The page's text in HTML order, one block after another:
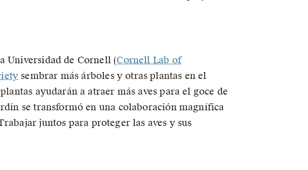
Universidad de Cornell (Cornell Lab of
sembrar más árboles y otras plantas en el
ayudarán a atraer más aves para el goce de
se transformó en una colaboración magnífica
juntos para proteger las aves y sus